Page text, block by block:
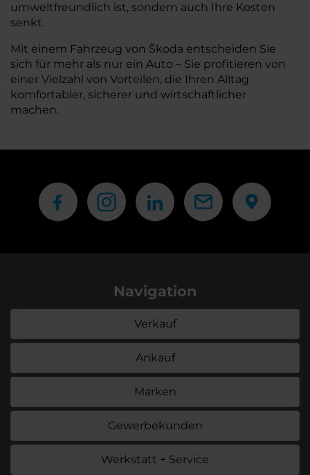
umweltfreundlich ist, sondern auch Ihre Kosten
senkt.
Mit einem Fahrzeug von Škoda entscheiden Sie
sich für mehr als nur ein Auto – Sie profitieren von
einer Vielzahl von Vorteilen, die Ihren Alltag
komfortabler, sicherer und wirtschaftlicher
machen.
Navigation
Verkauf
Ankauf
Marken
Gewerbekunden
Werkstatt + Service